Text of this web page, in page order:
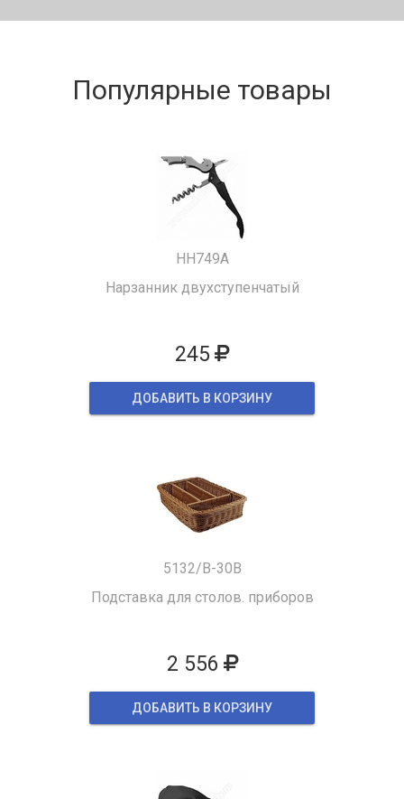
Популярные товары
HH749A
Нарзанник двухступенчатый
245
ДОБАВИТЬ В КОРЗИНУ
5132/B-30B
Подставка для столов. приборов
2 556
ДОБАВИТЬ В КОРЗИНУ